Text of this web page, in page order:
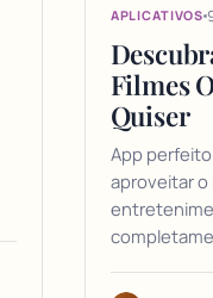
APLICATIVOS
Filmes
Quiser
App
aproveitar o